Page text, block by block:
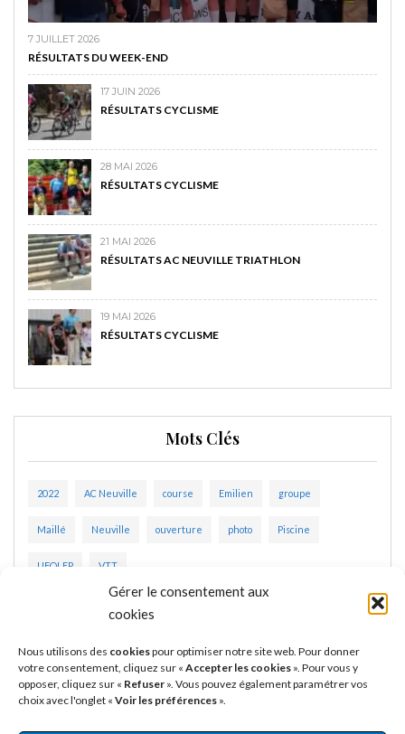
Gérer le consentement aux
cookies
Nous utilisons des cookiespour optimiser notre site web. Pour donner
votre consentement, cliquez sur « Accepter les cookies ». Pour vous y
opposer, cliquez sur « Refuser ». Vous pouvez également paramétrer vos
choix avec l'onglet « Voir les préférences ».
7 JUILLET 2026
RÉSULTATS DU WEEK-END
17 JUIN 2026
RÉSULTATS CYCLISME
28 MAI 2026
RÉSULTATS CYCLISME
21 MAI 2026
RÉSULTATS AC NEUVILLE TRIATHLON
19 MAI 2026
RÉSULTATS CYCLISME
Mots Clés
2022 AC Neuville course Emilien groupe
Maillé Neuville ouverture photo Piscine
UFOLEP VTT